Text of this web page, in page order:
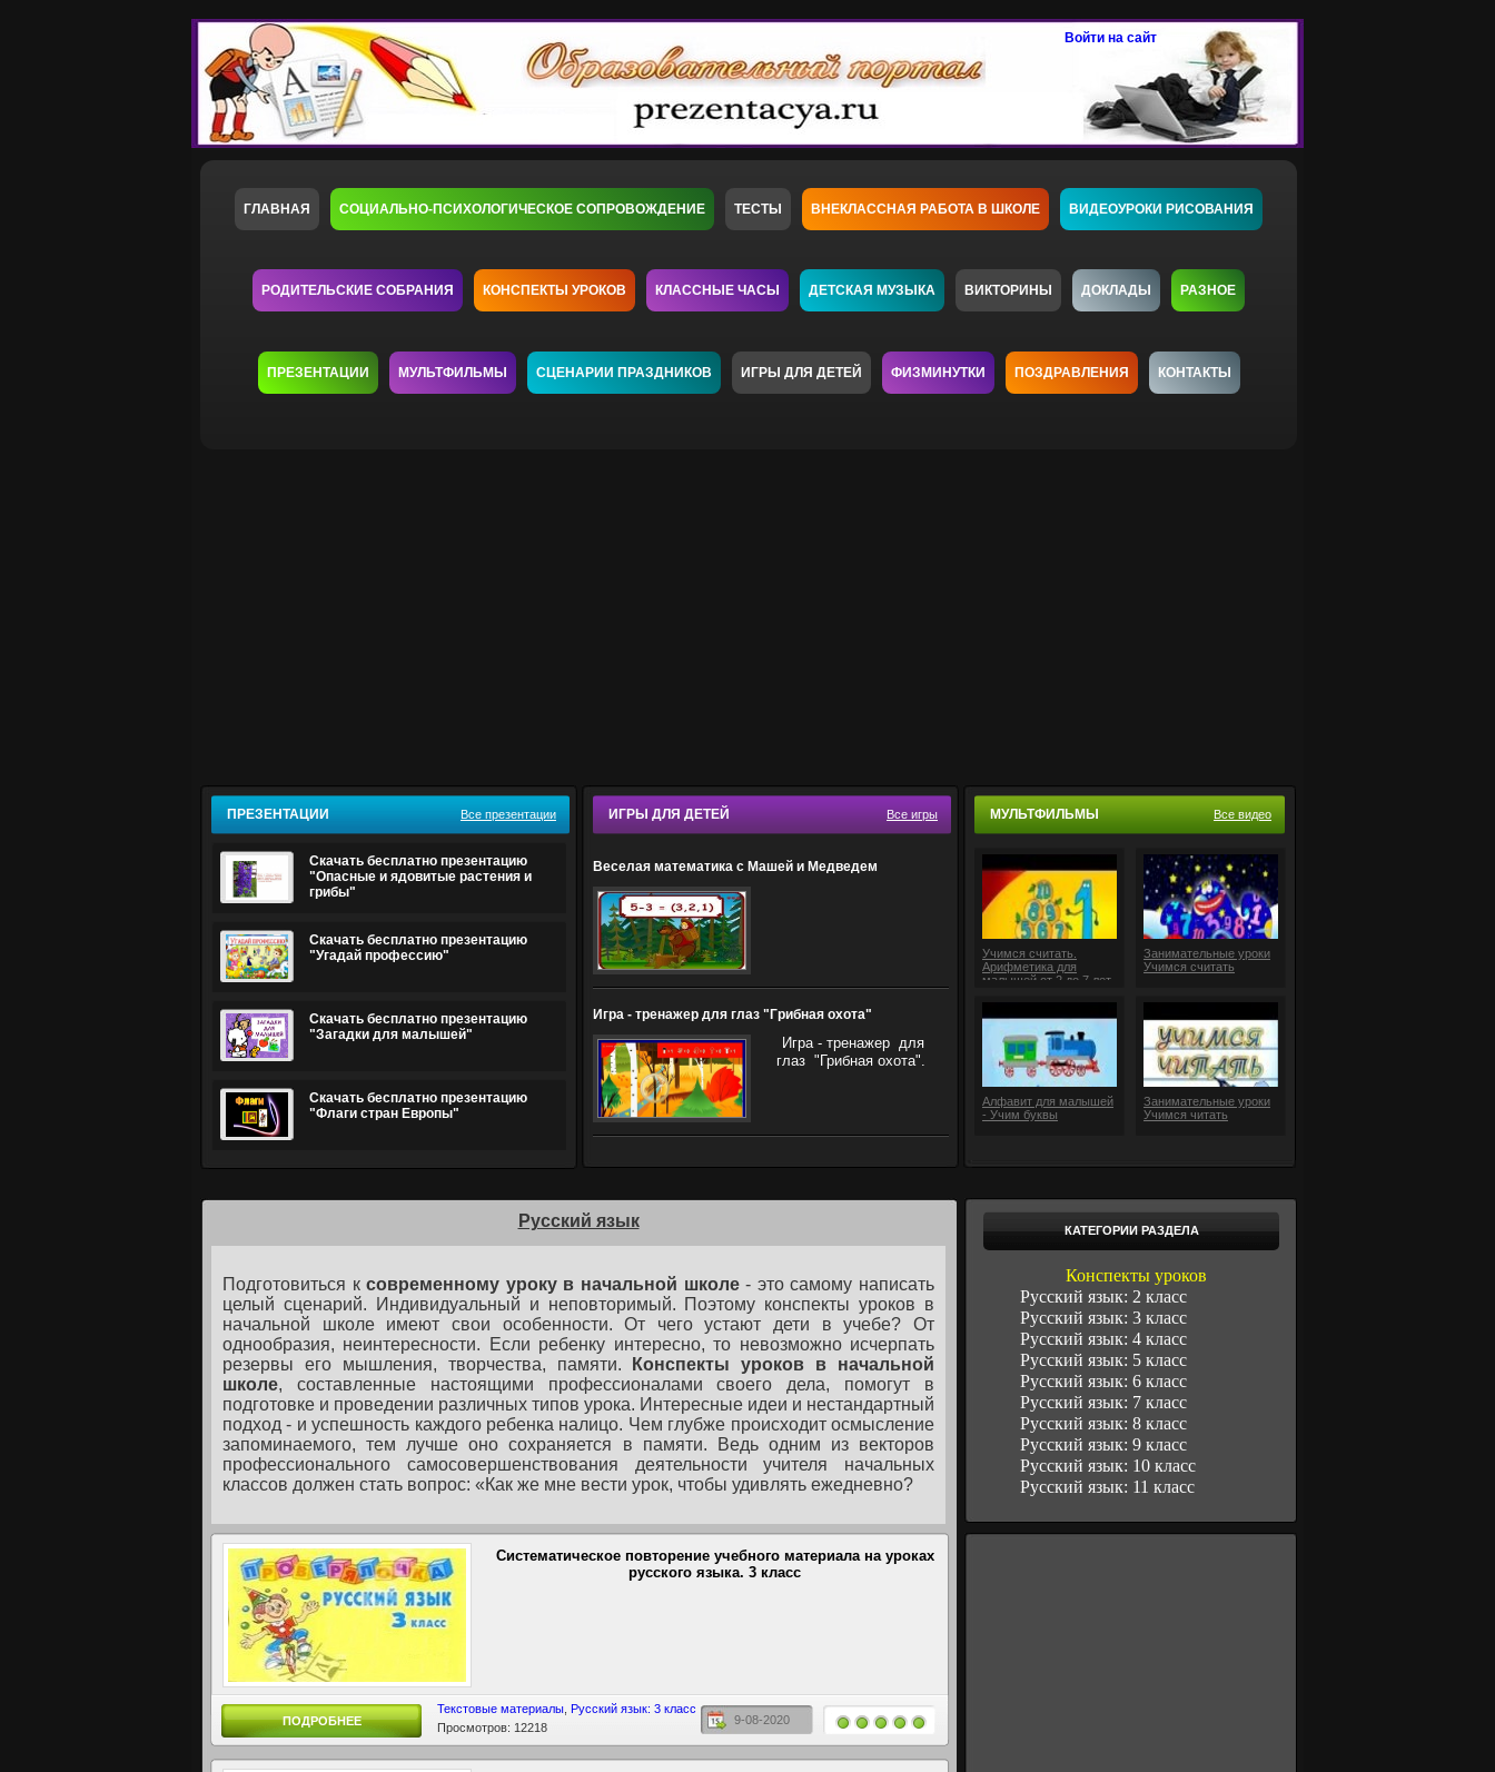
Войти на сайт
ГЛАВНАЯ СОЦИАЛЬНО-ПСИХОЛОГИЧЕСКОЕ СОПРОВОЖДЕНИЕ ТЕСТЫ ВНЕКЛАССНАЯ РАБОТА В ШКОЛЕ ВИДЕОУРОКИ РИСОВАНИЯ
РОДИТЕЛЬСКИЕ СОБРАНИЯ КОНСПЕКТЫ УРОКОВ КЛАССНЫЕ ЧАСЫ ДЕТСКАЯ МУЗЫКА ВИКТОРИНЫ ДОКЛАДЫ РАЗНОЕ
ПРЕЗЕНТАЦИИ МУЛЬТФИЛЬМЫ СЦЕНАРИИ ПРАЗДНИКОВ ИГРЫ ДЛЯ ДЕТЕЙ ФИЗМИНУТКИ ПОЗДРАВЛЕНИЯ КОНТАКТЫ
ПРЕЗЕНТАЦИИ Все презентации
Скачать бесплатно презентацию
"Опасные и ядовитые растения и
грибы"
Скачать бесплатно презентацию
"Угадай профессию"
Скачать бесплатно презентацию
"Загадки для малышей"
Скачать бесплатно презентацию
"Флаги стран Европы"
ИГРЫ ДЛЯ ДЕТЕЙ Все игры
Веселая математика с Машей и Медведем
Игра - тренажер для глаз "Грибная охота"
Игра - тренажер для
глаз "Грибная охота".
МУЛЬТФИЛЬМЫ Все видео
Учимся считать.
Арифметика для
малышей от 2 до 7 лет
Занимательные уроки
Учимся считать
Алфавит для малышей
- Учим буквы
Занимательные уроки
Учимся читать
Русский язык
Подготовиться ксовременному уроку в начальной школе- это самому написать
целый сценарий. Индивидуальный и неповторимый. Поэтому конспекты уроков в
начальной школе имеют свои особенности. От чего устают дети в учебе? От
однообразия, неинтересности. Если ребенку интересно, то невозможно исчерпать
резервы его мышления, творчества, памяти.
Конспекты уроков в начальной
школе, составленные настоящими профессионалами своего дела, помогут в
подготовке и проведении различных типов урока. Интересные идеи и нестандартный
подход - и успешность каждого ребенка налицо. Чем глубже происходит осмысление
запоминаемого, тем лучше оно сохраняется в памяти. Ведь одним из векторов
профессионального самосовершенствования деятельности учителя начальных
классов должен стать вопрос: «Как же мне вести урок, чтобы удивлять ежедневно?
Систематическое повторение учебного материала на уроках
русского языка. 3 класс
ПОДРОБНЕЕ
Текстовые материалы Русский язык: 3 класс
Просмотров: 12218
9-08-2020
КАТЕГОРИИ РАЗДЕЛА
Конспекты уроков
Русский язык: 2 класс
Русский язык: 3 класс
Русский язык: 4 класс
Русский язык: 5 класс
Русский язык: 6 класс
Русский язык: 7 класс
Русский язык: 8 класс
Русский язык: 9 класс
Русский язык: 10 класс
Русский язык: 11 класс